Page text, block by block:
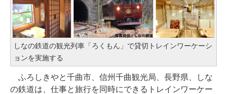
しなの鉄道の観光列車「ろくもん」で貸切トレインワーケーシ
ョンを実施する
ふろしきやと千曲市、信州千曲観光局、長野県、しな
の鉄道は、仕事と旅行を同時にできるトレインワーケー